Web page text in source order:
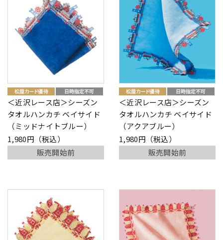
＜近沢レース店＞シーズン
タオルハンカチ ベイサイド
（ミッドナイトブルー）
1,980円（税込）
販売開始前
＜近沢レース店＞シーズン
タオルハンカチ ベイサイド
（アクアブルー）
1,980円（税込）
販売開始前